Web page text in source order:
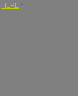
HERE *